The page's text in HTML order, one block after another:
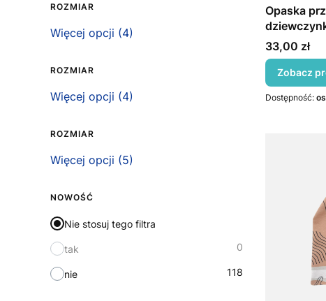
ROZMIAR
Rozmiar
Więcej opcji (4)
ROZMIAR
Rozmiar
Więcej opcji (4)
ROZMIAR
Rozmiar
Więcej opcji (5)
NOWOŚĆ
Nie stosuj tego filtra
tak 0
nie 118
Opaska
Cena
33,00 zł
Zobacz
Dostępność: